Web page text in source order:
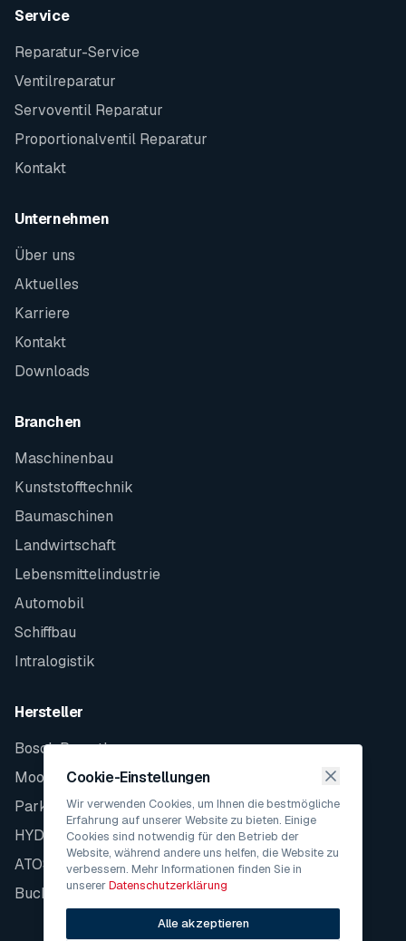
Service
Reparatur-Service
Ventilreparatur
Servoventil Reparatur
Proportionalventil Reparatur
Kontakt
Unternehmen
Über uns
Aktuelles
Karriere
Kontakt
Downloads
Branchen
Maschinenbau
Kunststofftechnik
Baumaschinen
Landwirtschaft
Lebensmittelindustrie
Automobil
Schiffbau
Intralogistik
Hersteller
Bosch Rexroth
Moog
Parker
HYDAC
ATOS
Bucher
Cookie-Einstellungen
Wir verwenden Cookies, um Ihnen die bestmögliche
Erfahrung auf unserer Website zu bieten. Einige
Cookies sind notwendig für den Betrieb der
Website, während andere uns helfen, die Website zu
verbessern. Mehr Informationen finden Sie in
unsererDatenschutzerklärung
Alle akzeptieren